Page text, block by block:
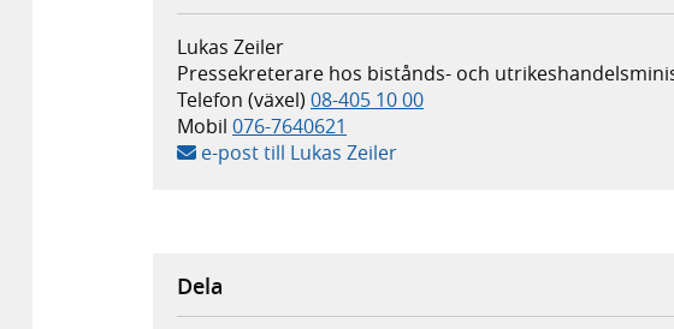
Lukas Zeiler
Pressekreterare hos bistånds- och
Telefon (växel) 08-405 10 00
Mobil 076-7640621
e-post till Lukas Zeiler
Dela